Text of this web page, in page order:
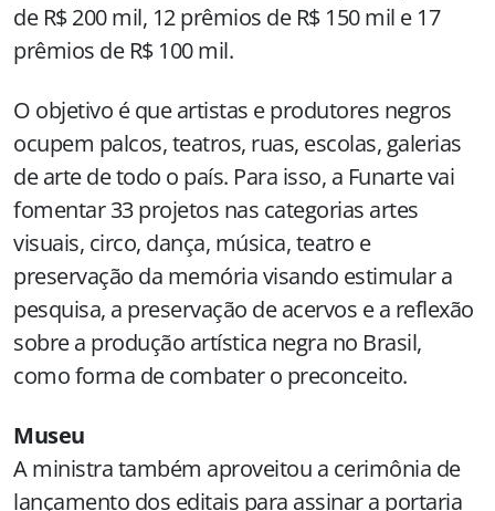
de R$ 200 mil, 12 prêmios de R$ 150 mil e 17
prêmios de R$ 100 mil.
O objetivo é que artistas e produtores negros
ocupem palcos, teatros, ruas, escolas, galerias
de arte de todo o país. Para isso, a Funarte vai
fomentar 33 projetos nas categorias artes
visuais, circo, dança, música, teatro e
preservação da memória visando estimular a
pesquisa, a preservação de acervos e a reflexão
sobre a produção artística negra no Brasil,
como forma de combater o preconceito.
Museu
A ministra também aproveitou a cerimônia de
lançamento dos editais para assinar a portaria